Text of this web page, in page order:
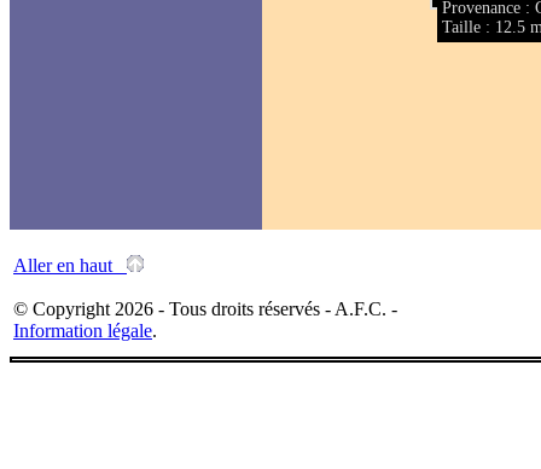
Provenance :
Taille : 12.5
Aller en haut
© Copyright 2026 - Tous droits réservés - A.F.C. -
Information légale.